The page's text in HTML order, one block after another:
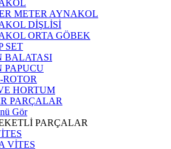
METER AYNAKOL
DİŞLİSİ
ORTA GÖBEK
SET
BALATASI
PAPUCU
HORTUM
PARÇALAR
Gör
PARÇALAR
VİTES